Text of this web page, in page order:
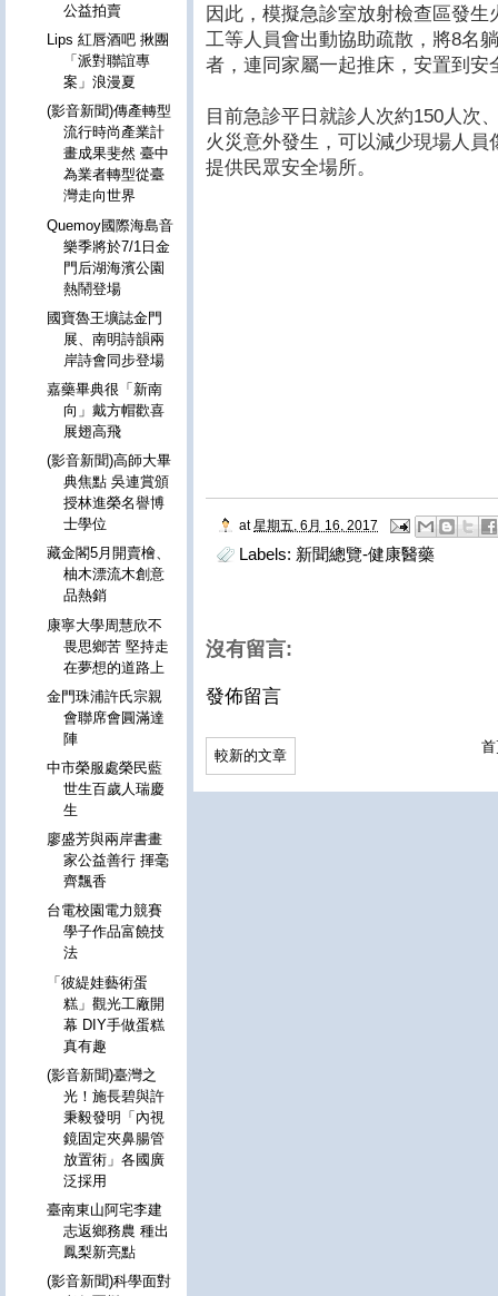
因此，模擬急診室放射檢查區發
工等人員會出動協助疏散，將8名
者，連同家屬一起推床，安置到安
目前急診平日就診人次約150人次
火災意外發生，可以減少現場人
提供民眾安全場所。
at 星期五, 6月 16, 2017
Labels: 新聞總覽-健康醫藥
沒有留言:
發佈留言
較新的文章
公益拍賣
Lips 紅唇酒吧 揪團
「派對聯誼專
案」浪漫夏
(影音新聞)傳產轉型
流行時尚產業計
畫成果斐然 臺中
為業者轉型從臺
灣走向世界
Quemoy國際海島音
樂季將於7/1日金
門后湖海濱公園
熱鬧登場
國寶魯王壙誌金門
展、南明詩韻兩
岸詩會同步登場
嘉藥畢典很「新南
向」戴方帽歡喜
展翅高飛
(影音新聞)高師大畢
典焦點 吳連賞頒
授林進榮名譽博
士學位
藏金閣5月開賣檜、
柚木漂流木創意
品熱銷
康寧大學周慧欣不
畏思鄉苦 堅持走
在夢想的道路上
金門珠浦許氏宗親
會聯席會圓滿達
陣
中市榮服處榮民藍
世生百歲人瑞慶
生
廖盛芳與兩岸書畫
家公益善行 揮毫
齊飄香
台電校園電力競賽
學子作品富饒技
法
「彼緹娃藝術蛋
糕」觀光工廠開
幕 DIY手做蛋糕
真有趣
(影音新聞)臺灣之
光！施長碧與許
秉毅發明「內視
鏡固定夾鼻腸管
放置術」各國廣
泛採用
臺南東山阿宅李建
志返鄉務農 種出
鳳梨新亮點
(影音新聞)科學面對